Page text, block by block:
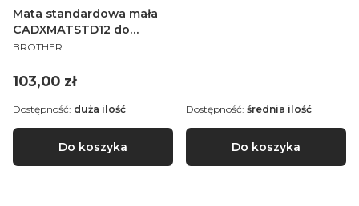
Mata standardowa mała
CADXMATSTD12 do
ploterów Brother
PRODUCENT
BROTHER
Cena
103,00 zł
Do koszyka
Dostępność: duża ilość
Do koszyka
Dostępność: średnia ilość